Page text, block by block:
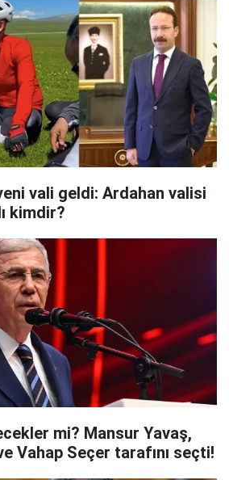
vali geldi: Ardahan valisi
kimdir?
mi? Mansur Yavaş,
Vahap Seçer tarafını seçti!